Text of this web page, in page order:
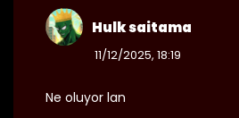
Bölüm 86
Hulk saitama
11/12/2025, 18:19
Ne oluyor lan